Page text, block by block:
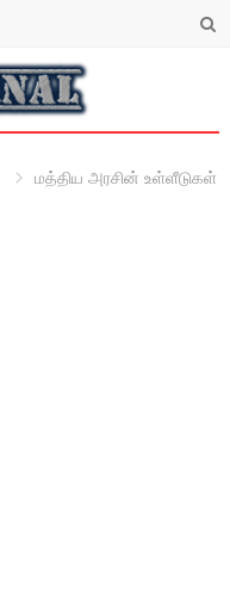
மத்திய அரசின் உள்ளீடுகள்